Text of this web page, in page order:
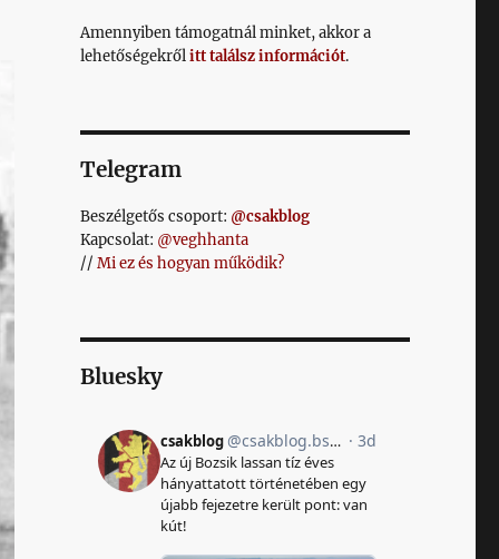
Amennyiben támogatnál minket, akkor a
lehetőségekrőlitt találsz információt.
Telegram
Beszélgetős csoport: @csakblog
Kapcsolat: @veghhanta
// Mi ez és hogyan működik?
Bluesky